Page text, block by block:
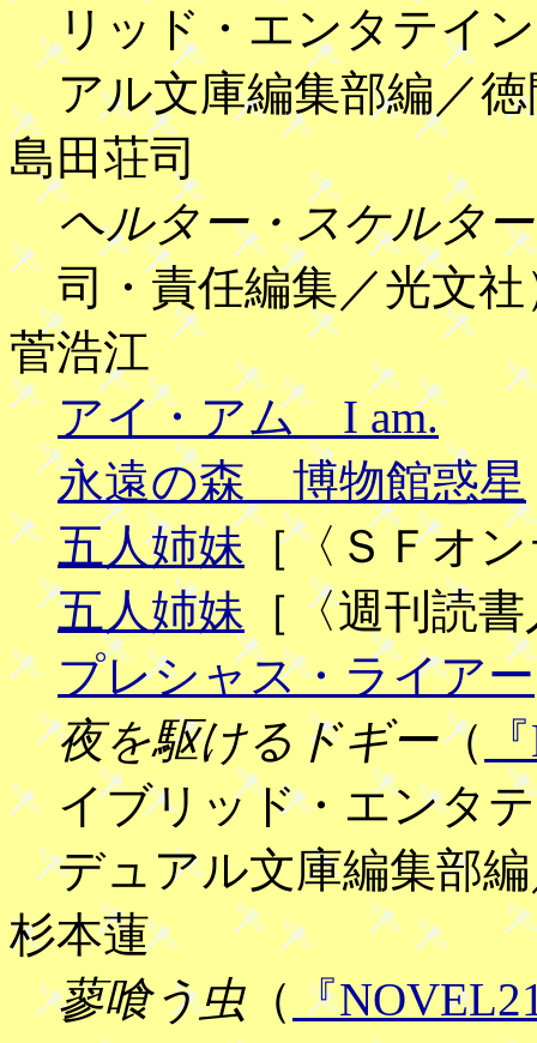
リッド・エンタテイ
アル文庫編集部編／
島田荘司
ヘルター・スケルター
司・責任編集／光文社
菅浩江
アイ・アム I am.
永遠の森 博物館惑星
五人姉妹 ［〈ＳＦオ
五人姉妹 ［〈週刊読
プレシャス・ライアー
夜を駆けるドギー（
イブリッド・エンタ
デュアル文庫編集部
杉本蓮
蓼喰う虫 （ 『